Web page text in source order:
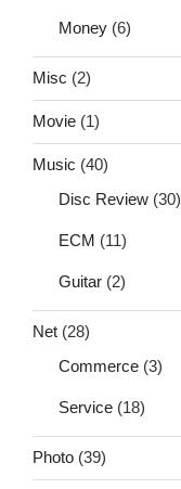
Money (6)
Misc (2)
Movie (1)
Music (40)
Disc Review (30)
ECM (11)
Guitar (2)
Net (28)
Commerce (3)
Service (18)
Photo (39)